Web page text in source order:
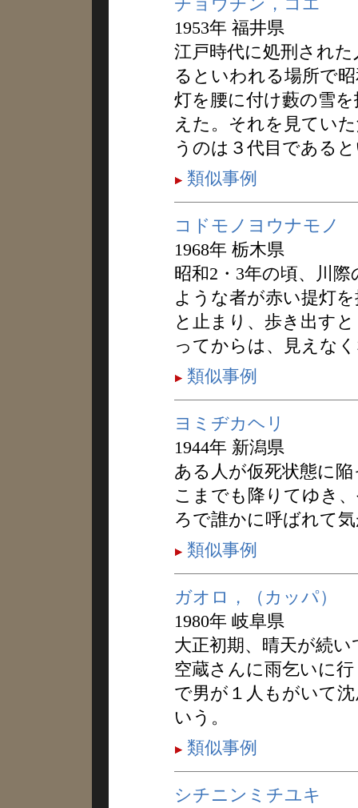
1953年 福井県
江戸時代に処刑され
るといわれる場所で
灯を腰に付け藪の雪
えた。それを見てい
うのは３代目である
類似事例
コドモノヨウナモノ
1968年 栃木県
昭和2・3年の頃、川
ような者が赤い提灯
と止まり、歩き出す
ってからは、見えな
類似事例
ヨミヂカヘリ
1944年 新潟県
ある人が仮死状態に
こまでも降りてゆき
ろで誰かに呼ばれて
類似事例
ガオロ，（カッパ）
1980年 岐阜県
大正初期、晴天が続
空蔵さんに雨乞いに
で男が１人もがいて
いう。
類似事例
シチニンミチユキ